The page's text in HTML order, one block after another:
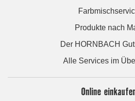
Produkte nach
Der HORNBACH
Alle Services im
Online